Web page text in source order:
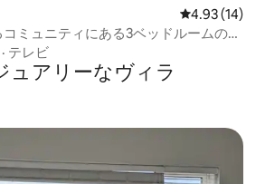
レビュー14
4.93 (14)
ミュニティにある3ベッドルームのホ
· テレビ
ュアリーなヴィラ